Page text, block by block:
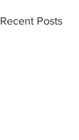
Recent Posts